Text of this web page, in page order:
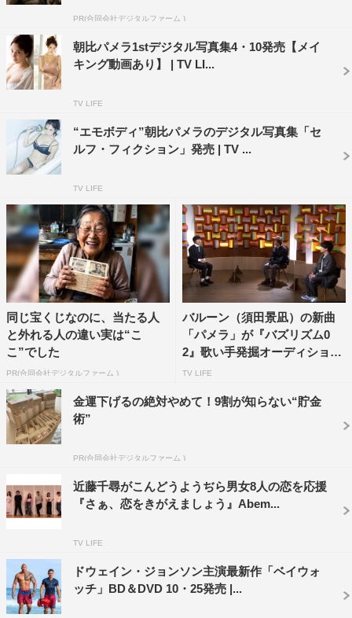
く披露。バスト91、ウエスト59、ヒップ91の“エモボデ
女ならではの、女性が憧れるスタイルは必見だ。
【写真】『月刊＋朝比パメラ』ヒップラインが映えるモノ
クロランジェリーショット
なお、6月末には次のデジタル写真集が光文社よりリリ
ースされることが決定している。
朝比パメラ
＜朝比パメラ プロフィール＞
1991年10月20日生まれ。ニューヨーク出身。身長
160cm。カナダと日本のハーフ。
2016年『今夜くらべてみました』（日本テレビ系）で
「女子校育ちのお嬢様」として紹介される。情報番組
ら9時まで』『ディア・シスター』にも出演。ダイビング
インストラクター、美容師免許、ネイリスト検定、エステ
ティシャン検定などさまざまな資格を保有しており、自他
共に認める多趣味。潜水、ヘアメイクが得意でアニメ鑑
PR(合同会社デジタルファーム )
朝比パメラ1stデジタル写真集4・10発売【メイ
キング動画あり】 | TV LI...
TV LIFE
“エモボディ”朝比パメラのデジタル写真集「セ
ルフ・フィクション」発売 | TV ...
TV LIFE
同じ宝くじなのに、当たる人
と外れる人の違い実は“こ
こ”でした
PR(合同会社デジタルファーム )
バルーン（須田景凪）の新曲
「パメラ」が『バズリズム0
2』歌い手発掘オーディショ
ン...
TV LIFE
金運下げるの絶対やめて！9割が知らない“貯金
術”
PR(合同会社デジタルファーム )
近藤千尋がこんどうようぢら男女8人の恋を応援
『さぁ、恋をきがえましょう』Abem...
TV LIFE
ドウェイン・ジョンソン主演最新作「ベイウォ
ッチ」BD＆DVD 10・25発売 |...